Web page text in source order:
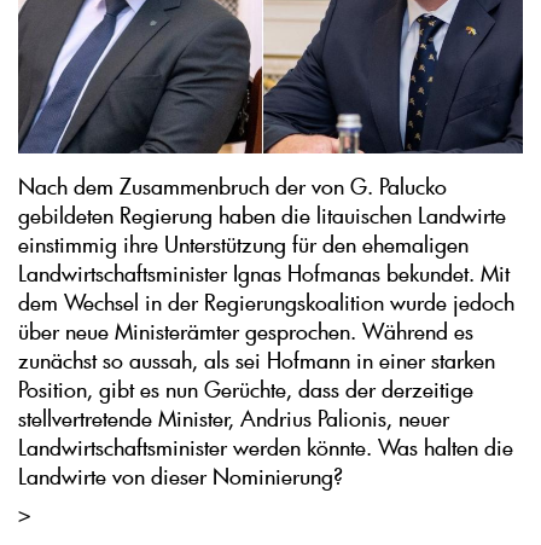
Nach dem Zusammenbruch der von G. Palucko
gebildeten Regierung haben die litauischen Landwirte
einstimmig ihre Unterstützung für den ehemaligen
Landwirtschaftsminister Ignas Hofmanas bekundet. Mit
dem Wechsel in der Regierungskoalition wurde jedoch
über neue Ministerämter gesprochen. Während es
zunächst so aussah, als sei Hofmann in einer starken
Position, gibt es nun Gerüchte, dass der derzeitige
stellvertretende Minister, Andrius Palionis, neuer
Landwirtschaftsminister werden könnte. Was halten die
Landwirte von dieser Nominierung?
>